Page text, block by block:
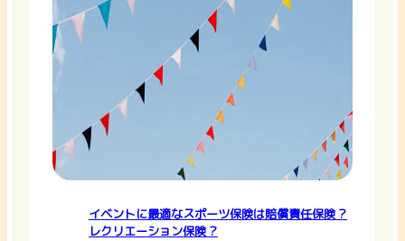
イベントに最適なスポーツ保険は賠償責任保険？
レクリエーション保険？